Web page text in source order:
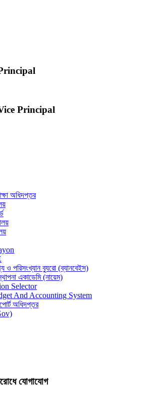
Principal
অধিদপ্তর
ও পরিসংখ্যান ব্যুরো (ব্যানবেইস)
একাডেমি (নায়েম)
Selector
And Accounting System
অধিদপ্তর
যোগাযোগ